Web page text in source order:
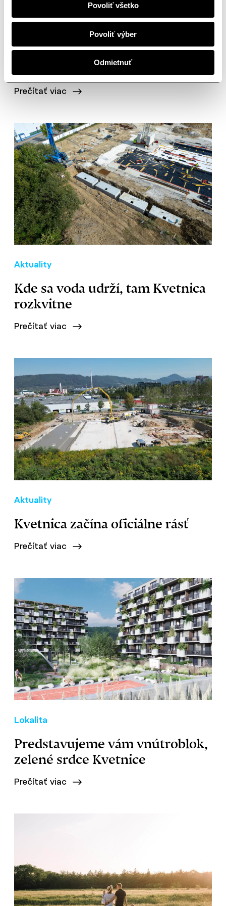
Povoliť všetko
Povoliť výber
Odmietnuť
Bývajte pod lesom — a predsa v
Prečítať viac
Aktuality
Kde sa voda udrží, tam Kvetnica
rozkvitne
Prečítať viac
Aktuality
Kvetnica začína oficiálne rásť
Prečítať viac
Lokalita
Predstavujeme vám vnútroblok,
zelené srdce Kvetnice
Prečítať viac